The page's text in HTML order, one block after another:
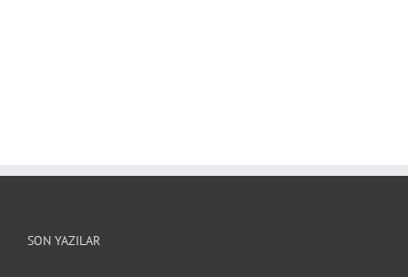
SON YAZILAR